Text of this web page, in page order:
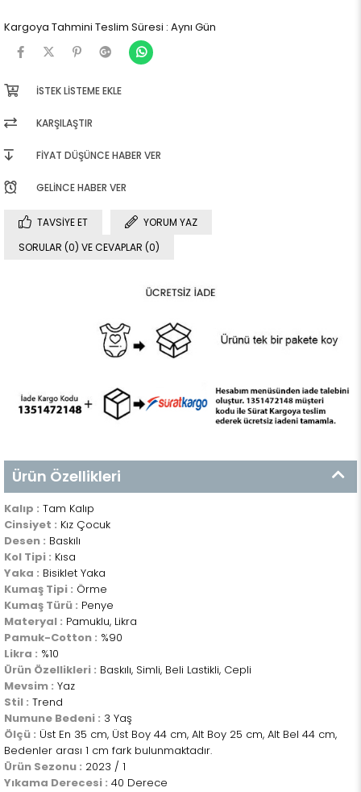
Kargoya Tahmini Teslim Süresi : Aynı Gün
İSTEK LISTEME EKLE
KARŞILAŞTIR
FIYAT DÜŞÜNCE HABER VER
GELINCE HABER VER
TAVSIYE ET
YORUM YAZ
SORULAR (0) VE CEVAPLAR (0)
Ürün Özellikleri
Kalıp : Tam Kalıp
Cinsiyet : Kız Çocuk
Desen : Baskılı
Kol Tipi : Kısa
Yaka : Bisiklet Yaka
Kumaş Tipi : Örme
Kumaş Türü : Penye
Materyal : Pamuklu, Likra
Pamuk-Cotton : %90
Likra : %10
Ürün Özellikleri : Baskılı, Simli, Beli Lastikli, Cepli
Mevsim : Yaz
Stil : Trend
Numune Bedeni : 3 Yaş
Ölçü : Üst En 35 cm, Üst Boy 44 cm, Alt Boy 25 cm, Alt Bel 44 cm,
Bedenler arası 1 cm fark bulunmaktadır.
Ürün Sezonu : 2023 / 1
Yıkama Derecesi : 40 Derece